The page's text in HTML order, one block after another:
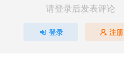
请登录后发表评论
登录 注册